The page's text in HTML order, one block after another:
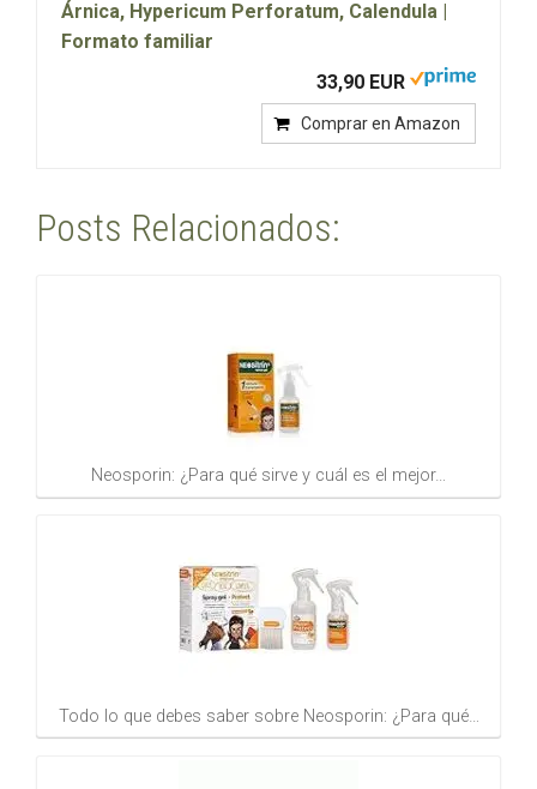
Árnica, Hypericum Perforatum, Calendula |
Formato familiar
33,90 EUR
Comprar en Amazon
Posts Relacionados:
Neosporin: ¿Para qué sirve y cuál es el mejor…
Todo lo que debes saber sobre Neosporin: ¿Para qué…